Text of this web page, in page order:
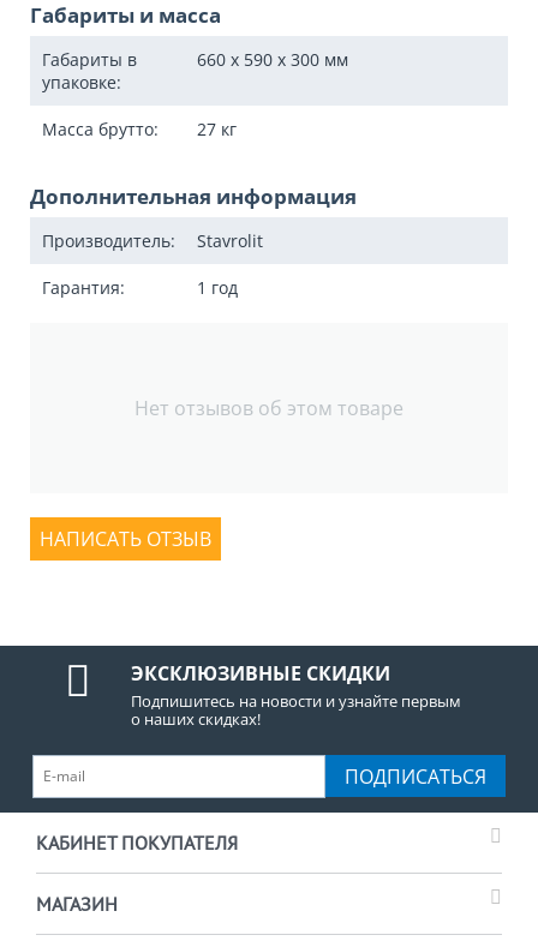
Габариты и масса
Габариты в
упаковке:
660 x 590 x 300 мм
Масса брутто: 27 кг
Дополнительная информация
Производитель: Stavrolit
Гарантия: 1 год
Нет отзывов об этом товаре
НАПИСАТЬ ОТЗЫВ
ЭКСКЛЮЗИВНЫЕ СКИДКИ
Подпишитесь на новости и узнайте первым
о наших скидках!
ПОДПИСАТЬСЯ
КАБИНЕТ ПОКУПАТЕЛЯ
МАГАЗИН